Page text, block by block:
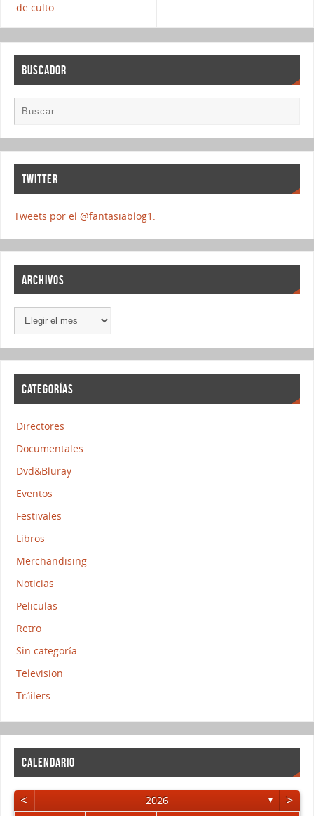
de culto
BUSCADOR
TWITTER
Tweets por el @fantasiablog1.
ARCHIVOS
CATEGORÍAS
Directores
Documentales
Dvd&Bluray
Eventos
Festivales
Libros
Merchandising
Noticias
Peliculas
Retro
Sin categoría
Television
Tráilers
CALENDARIO
< 2026 ▼ >